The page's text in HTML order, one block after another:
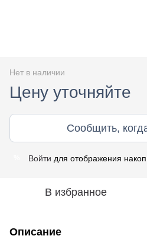
Нет в наличии
Цену уточняйте
Сообщить,
Войти для отображения
В избранное
Описание